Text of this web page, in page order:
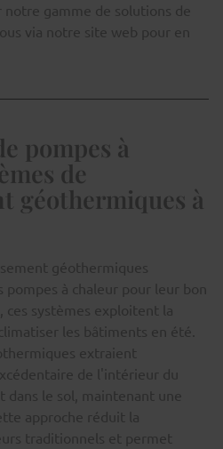
notre gamme de solutions de
via notre site web pour en
pompes à
de
géothermiques à
géothermiques
à chaleur pour leur bon
systèmes exploitent la
les bâtiments en été.
extraient
de l'intérieur du
dans le sol, maintenant une
approche réduit la
traditionnels et permet